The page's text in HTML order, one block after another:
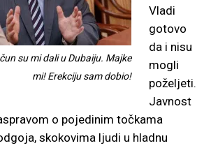
su mi dali u Dubaiju. Majke
mi! Erekciju sam dobio!
Vladi
gotovo
da i nisu
mogli
poželjeti.
Javnost
o pojedinim točkama
skokovima ljudi u hladnu